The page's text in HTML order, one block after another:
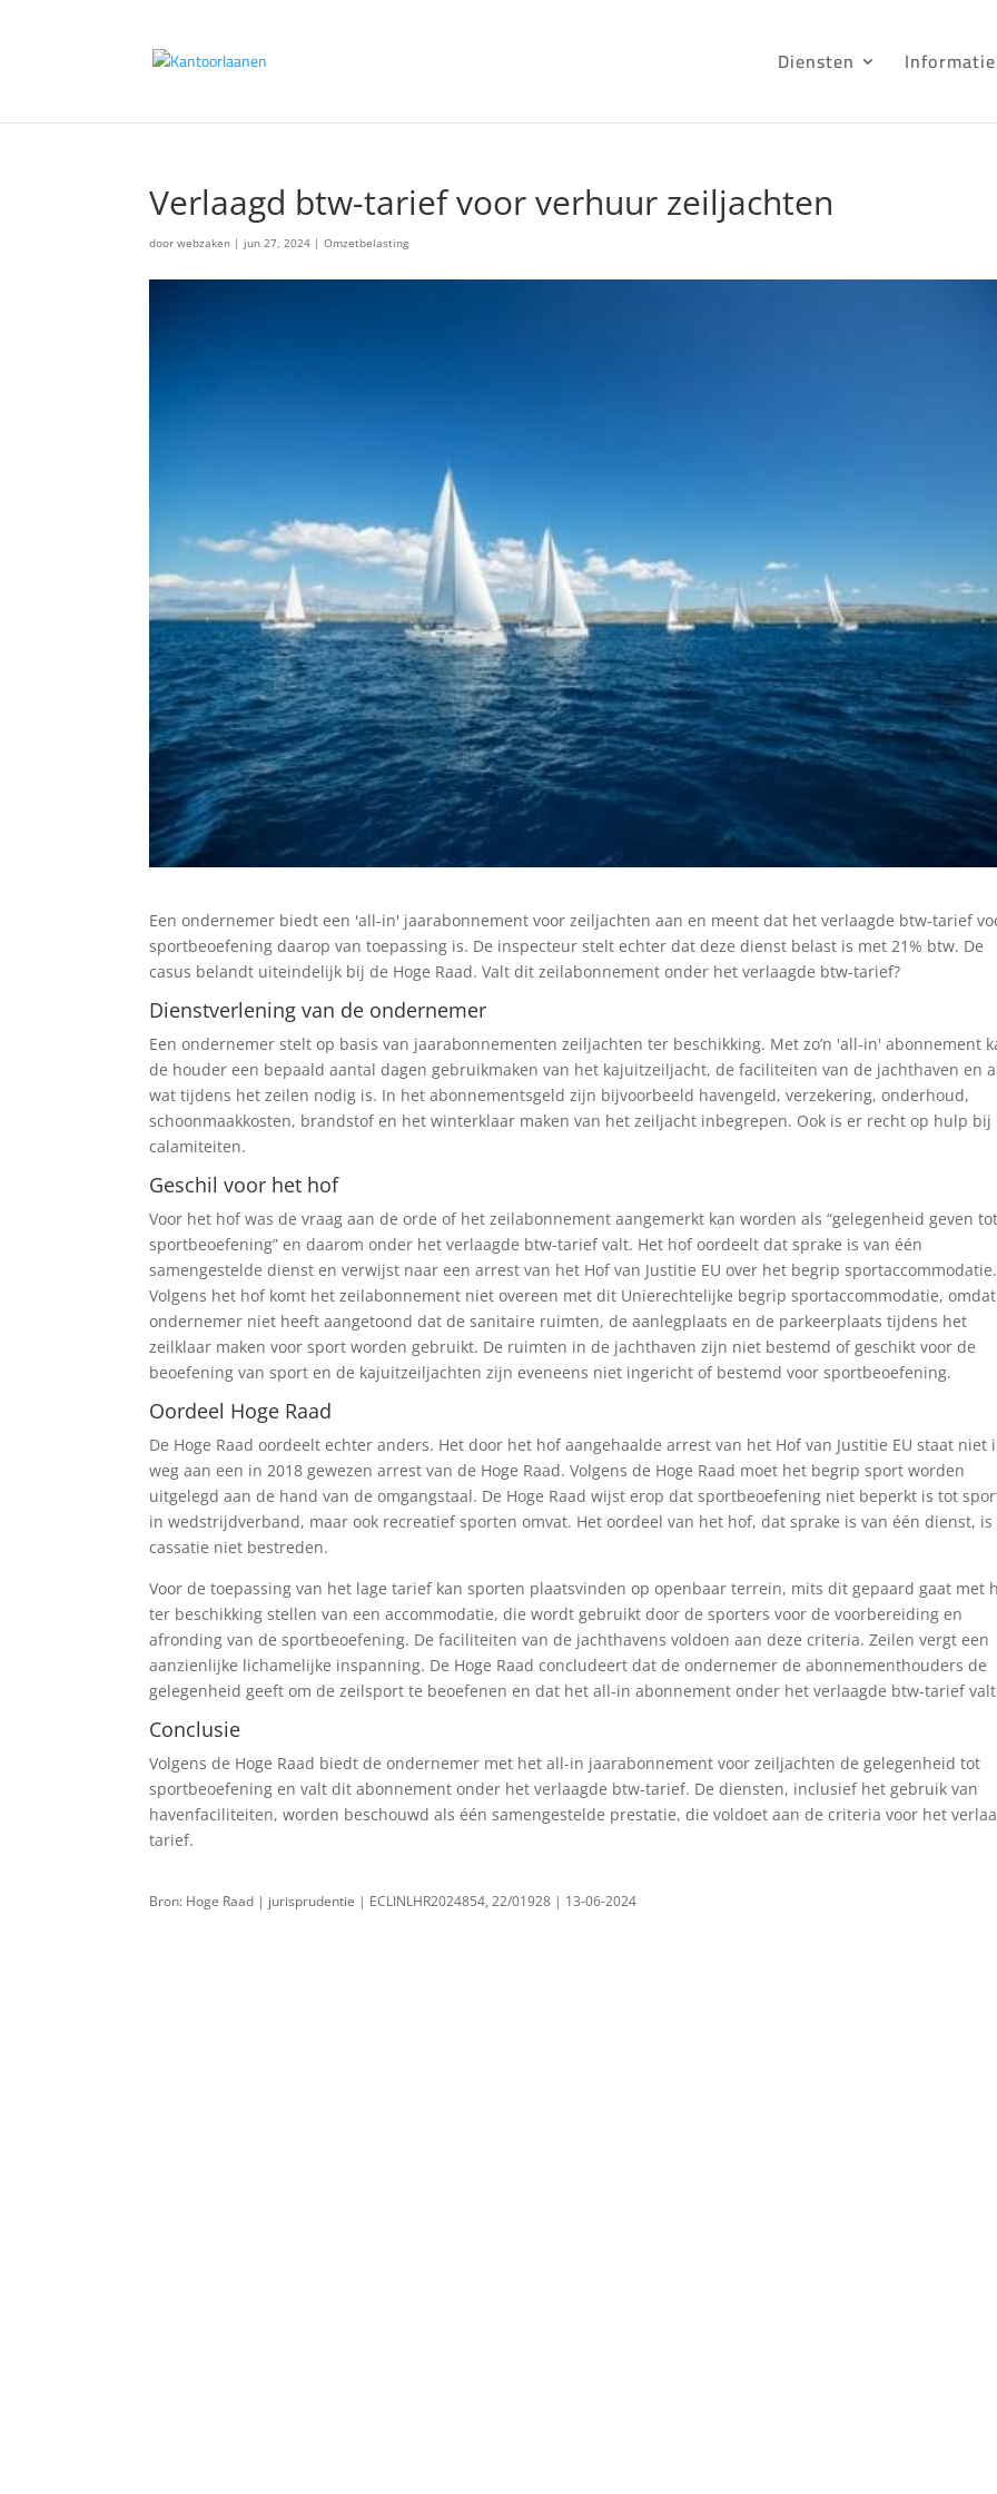
Diensten Informatie
Verlaagd btw-tarief voor verhuur zeiljachten
doorwebzaken | jun 27, 2024 |Omzetbelasting
Een ondernemer biedt een 'all-in' jaarabonnement voor zeiljachten aan en meent dat het verlaagde btw-tarief
sportbeoefening daarop van toepassing is. De inspecteur stelt echter dat deze dienst belast is met 21% btw. De
casus belandt uiteindelijk bij de Hoge Raad. Valt dit zeilabonnement onder het verlaagde btw-tarief?
Dienstverlening van de ondernemer
Een ondernemer stelt op basis van jaarabonnementen zeiljachten ter beschikking. Met zo’n 'all-in' abonnement
de houder een bepaald aantal dagen gebruikmaken van het kajuitzeiljacht, de faciliteiten van de jachthaven en
wat tijdens het zeilen nodig is. In het abonnementsgeld zijn bijvoorbeeld havengeld, verzekering, onderhoud,
schoonmaakkosten, brandstof en het winterklaar maken van het zeiljacht inbegrepen. Ook is er recht op hulp bij
calamiteiten.
Geschil voor het hof
Voor het hof was de vraag aan de orde of het zeilabonnement aangemerkt kan worden als “gelegenheid geven tot
sportbeoefening” en daarom onder het verlaagde btw-tarief valt. Het hof oordeelt dat sprake is van één
samengestelde dienst en verwijst naar een arrest van het Hof van Justitie EU over het begrip sportaccommodatie.
Volgens het hof komt het zeilabonnement niet overeen met dit Unierechtelijke begrip sportaccommodatie,
ondernemer niet heeft aangetoond dat de sanitaire ruimten, de aanlegplaats en de parkeerplaats tijdens het
zeilklaar maken voor sport worden gebruikt. De ruimten in de jachthaven zijn niet bestemd of geschikt voor de
beoefening van sport en de kajuitzeiljachten zijn eveneens niet ingericht of bestemd voor sportbeoefening.
Oordeel Hoge Raad
De Hoge Raad oordeelt echter anders. Het door het hof aangehaalde arrest van het Hof van Justitie EU staat niet
weg aan een in 2018 gewezen arrest van de Hoge Raad. Volgens de Hoge Raad moet het begrip sport worden
uitgelegd aan de hand van de omgangstaal. De Hoge Raad wijst erop dat sportbeoefening niet beperkt is tot
in wedstrijdverband, maar ook recreatief sporten omvat. Het oordeel van het hof, dat sprake is van één dienst, is
cassatie niet bestreden.
Voor de toepassing van het lage tarief kan sporten plaatsvinden op openbaar terrein, mits dit gepaard gaat met
ter beschikking stellen van een accommodatie, die wordt gebruikt door de sporters voor de voorbereiding en
afronding van de sportbeoefening. De faciliteiten van de jachthavens voldoen aan deze criteria. Zeilen vergt een
aanzienlijke lichamelijke inspanning. De Hoge Raad concludeert dat de ondernemer de abonnementhouders de
gelegenheid geeft om de zeilsport te beoefenen en dat het all-in abonnement onder het verlaagde btw-tarief
Conclusie
Volgens de Hoge Raad biedt de ondernemer met het all-in jaarabonnement voor zeiljachten de gelegenheid tot
sportbeoefening en valt dit abonnement onder het verlaagde btw-tarief. De diensten, inclusief het gebruik van
havenfaciliteiten, worden beschouwd als één samengestelde prestatie, die voldoet aan de criteria voor het
tarief.
Bron: Hoge Raad | jurisprudentie | ECLINLHR2024854, 22/01928 | 13-06-2024